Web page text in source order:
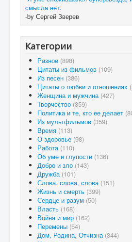
смысла нет.
-by Сергей Зверев
Категории
Разное (898)
Цитаты из фильмов (109)
Из песен (386)
Цитаты о любви и отношениях
Женщина и мужчина (427)
Творчество (359)
Политика и те, кто ее делает
Из мультфильмов (359)
Время (113)
О здоровье (98)
Работа (110)
Об уме и глупости (136)
Добро и зло (143)
Дружба (101)
Слова, слова, слова (151)
Жизнь и смерть (399)
Сердце и разум (50)
Власть (168)
Война и мир (162)
Перемены (54)
Дом, Родина, Отчизна (344)